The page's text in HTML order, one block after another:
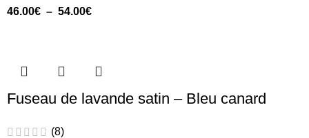
46.00€ – 54.00€
Fuseau de lavande satin – Bleu canard
(8)